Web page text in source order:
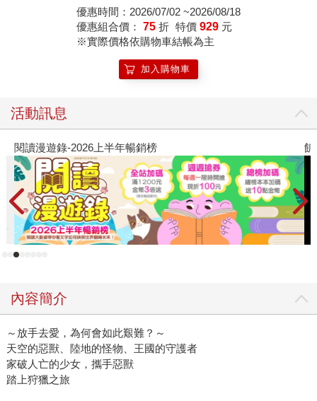
典完結篇！】
優惠時間：2026/07/02 ~2026/08/18
優惠組合價： 75 折 特價 929 元
※實際價格依購物車結帳為主
加入購物車
活動訊息
閱讀漫遊錄-2026上半年暢銷榜 飢
內容簡介
～放手去愛，為何會如此艱難？～
天空的惡獸、陸地的怪物、王國的守護者
家破人亡的少女，攜手惡獸
踏上狩獵之旅